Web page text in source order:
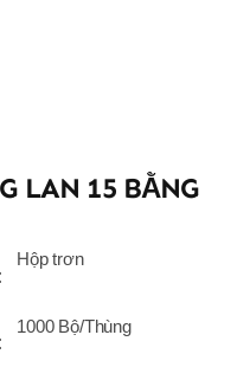
LAN 15 BẰNG
Hộp trơn
1000 Bộ/Thùng